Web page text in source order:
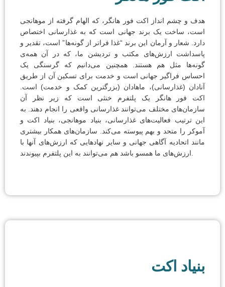
هدف و چشم انداز اکت فور هانگر، که الهام گرفته از موهانجی
است، ساخت یک برند جهانی است که به غذارسانی اختصاص
دارد. شعار و آرمان این برند “غذا فراتر از گونه‌ها” است، تقدیر و
پاسداشت ارزش‌های مکتب و تردیشن ما، که در آن همه‌ی
گونه‌ها مثل هم هستند. همچنین می‌دانیم که گرسنگی یک
احساس فراگیر جهانی است و خدمت برای تسکین آن از طریق
آنادان (غذارسانی)، ماهادان (بزرگترین کمک و خدمت) است.
اکت فور هانگر یک پلتفرم خنثی است که زیر نظر آن
سازمان‌های مختلف می‌توانند غذارسانی واقعی را انجام دهند. به
این ترتیب فعالیت‌های غذارسانی، بنیاد موهانجی، بنیاد اکت و
آموکر را متحد و بهم پیوسته می‌کند. سازمان‌های همکار بیشتری
مانند اتحادیه آگاهی جهانی و سایر نهادهایی که ارزش‌های آنها با
ارزش‌های ما همسو باشد هم می‌توانند به این پلتفرم بپیوندند.
بنیاد اکت